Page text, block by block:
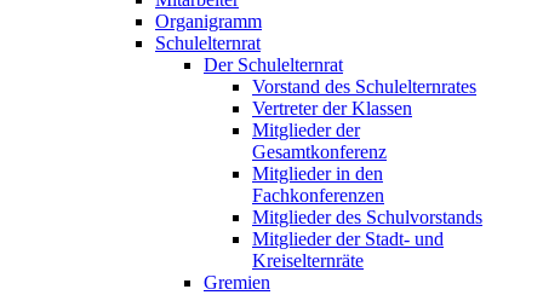
Organigramm
Schulelternrat
Der Schulelternrat
Vorstand des Schulelternrates
Vertreter der Klassen
Mitglieder der
Gesamtkonferenz
Mitglieder in den
Fachkonferenzen
Mitglieder des Schulvorstands
Mitglieder der Stadt- und
Kreiselternräte
Gremien